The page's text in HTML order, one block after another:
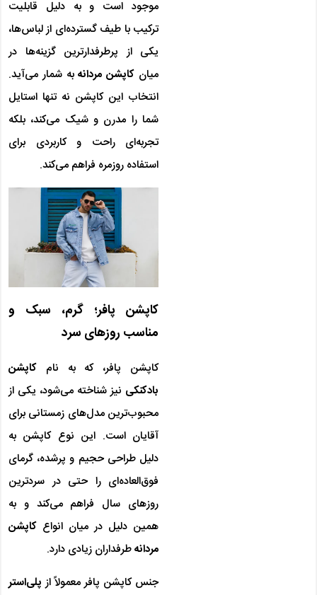
موجود است و به دلیل قابلیت
ترکیب با طیف گسترده‌ای از لباس‌ها،
یکی از پرطرفدارترین گزینه‌ها در
میان کاپشن مردانهبه شمار می‌آید.
انتخاب این کاپشن نه تنها استایل
شما را مدرن و شیک می‌کند، بلکه
تجربه‌ای راحت و کاربردی برای
استفاده روزمره فراهم می‌کند.
کاپشن پافر؛ گرم، سبک و
مناسب روزهای سرد
کاپشن پافر، که به نام کاپشن
بادکنکی نیز شناخته می‌شود، یکی از
محبوب‌ترین مدل‌های زمستانی برای
آقایان است. این نوع کاپشن به
دلیل طراحی حجیم و پرشده، گرمای
فوق‌العاده‌ای را حتی در سردترین
روزهای سال فراهم می‌کند و به
همین دلیل در میان انواع کاپشن
مردانهطرفداران زیادی دارد.
جنس کاپشن پافر معمولاً از پلی‌استر